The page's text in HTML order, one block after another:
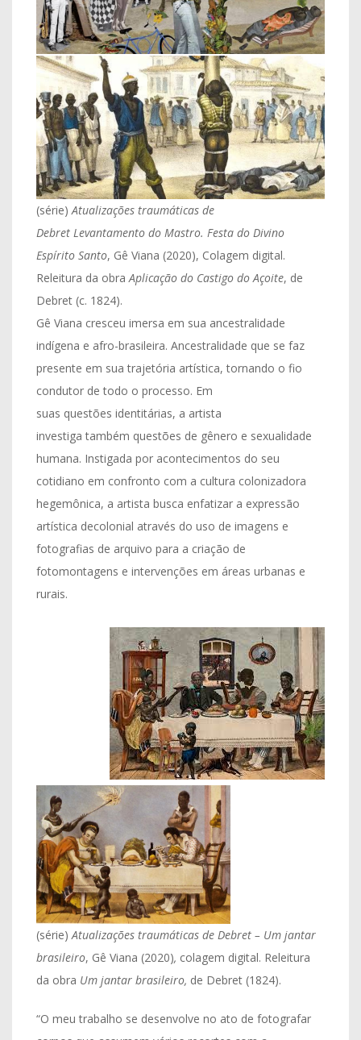
(série) Atualizações traumáticas de
Debret Levantamento do Mastro. Festa do Divino
Espírito Santo, Gê Viana (2020), Colagem digital.
Releitura da obraAplicação do Castigo do Açoite, de
Debret (c. 1824).
Gê Viana cresceu imersa em sua ancestralidade
indígena e afro-brasileira. Ancestralidade que se faz
presente em sua trajetória artística, tornando o fio
condutor de todo o processo. Em
suas questões identitárias, a artista
investiga também questões de gênero e sexualidade
humana. Instigada por acontecimentos do seu
cotidiano em confronto com a cultura colonizadora
hegemônica, a artista busca enfatizar a expressão
artística decolonial através do uso de imagens e
fotografias de arquivo para a criação de
fotomontagens e intervenções em áreas urbanas e
rurais.
(série)Atualizações traumáticas de Debret – Um jantar
brasileiro, Gê Viana (2020), colagem digital. Releitura
da obra Um jantar brasileiro, de Debret (1824).
“O meu trabalho se desenvolve no ato de fotografar